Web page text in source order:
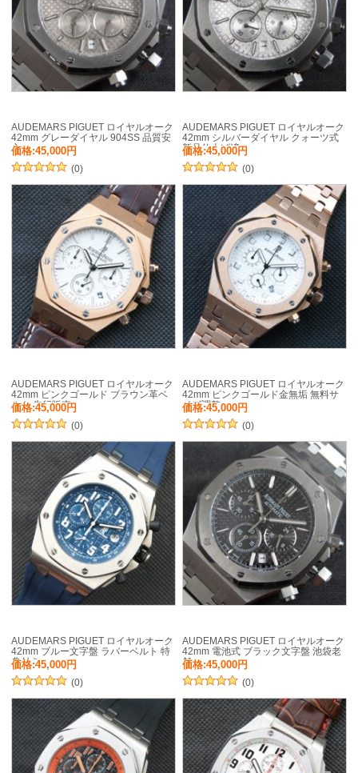
AUDEMARS PIGUET ロイヤルオーク
42mm グレーダイヤル 904SS 品質安
心
価格:45,000円
(0)
AUDEMARS PIGUET ロイヤルオーク
42mm シルバーダイヤル クォーツ式
新品仕上げ済
価格:45,000円
(0)
AUDEMARS PIGUET ロイヤルオーク
42mm ピンクゴールド ブラウン革ベ
ルト 先行販売
価格:45,000円
(0)
AUDEMARS PIGUET ロイヤルオーク
42mm ピンクゴールド金無垢 無料サ
イズ調整
価格:45,000円
(0)
AUDEMARS PIGUET ロイヤルオーク
42mm ブルー文字盤 ラバーベルト 特
典付き
価格:45,000円
(0)
AUDEMARS PIGUET ロイヤルオーク
42mm 電池式 ブラック文字盤 池袋老
舗
価格:45,000円
(0)